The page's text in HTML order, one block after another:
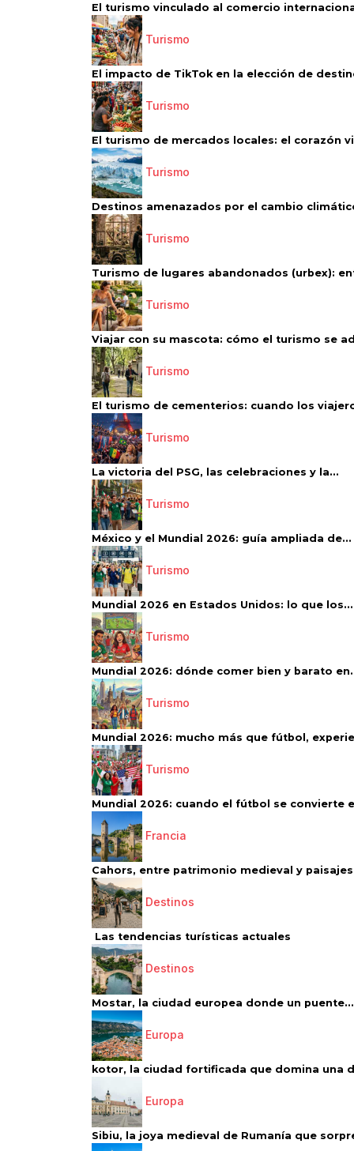
El turismo vinculado al comercio
Turismo
El impacto de TikTok en la elección de
Turismo
El turismo de mercados locales: el corazón
Turismo
Destinos amenazados por el cambio
Turismo
Turismo de lugares abandonados (urbex):
Turismo
Viajar con su mascota: cómo el turismo se
Turismo
El turismo de cementerios: cuando los
Turismo
La victoria del PSG, las celebraciones y la...
Turismo
México y el Mundial 2026: guía ampliada de...
Turismo
Mundial 2026 en Estados Unidos: lo que los...
Turismo
Mundial 2026: dónde comer bien y barato
Turismo
Mundial 2026: mucho más que fútbol,
Turismo
Mundial 2026: cuando el fútbol se convierte
Francia
Cahors, entre patrimonio medieval y paisajes
Destinos
Las tendencias turísticas actuales
Destinos
Mostar, la ciudad europea donde un puente...
Europa
kotor, la ciudad fortificada que domina una
Europa
Sibiu, la joya medieval de Rumanía que